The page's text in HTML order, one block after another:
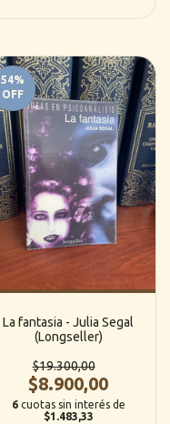
54%
OFF
La fantasia - Julia Segal
(Longseller)
$19.300,00
$8.900,00
6 cuotas sin interés de
$1.483,33